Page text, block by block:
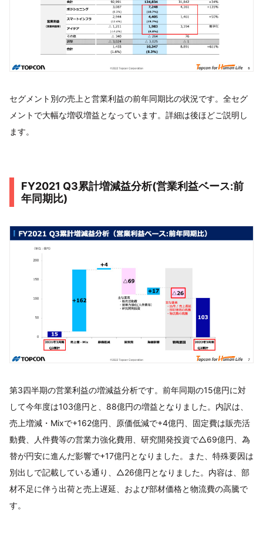
セグメント別の売上と営業利益の前年同期比の状況です。全セグ
メントで大幅な増収増益となっています。詳細は後ほどご説明し
ます。
FY2021 Q3累計増減益分析(営業利益ベース:前
年同期比)
第3四半期の営業利益の増減益分析です。前年同期の15億円に対
して今年度は103億円と、88億円の増益となりました。内訳は、
売上増減・Mixで+162億円、原価低減で+4億円、固定費は販売活
動費、人件費等の営業力強化費用、研究開発投資で△69億円、為
替が円安に進んだ影響で+17億円となりました。また、特殊要因は
別出しで記載している通り、△26億円となりました。内容は、部
材不足に伴う出荷と売上遅延、および部材価格と物流費の高騰で
す。